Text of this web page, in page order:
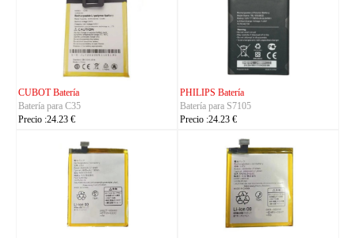
KYOCERA Batería
Batería para 5AAXBT134JAA
Precio :24.23 €
KYOCERA Batería
Batería para 5AAXBT113JAA
Precio :24.23 €